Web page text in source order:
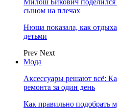
Милош Бикович
сыном на плечах
Нюша показала, как
детьми
Prev Next
Мода
Аксессуары решают всё:
ремонта за один день
Как правильно подобрать